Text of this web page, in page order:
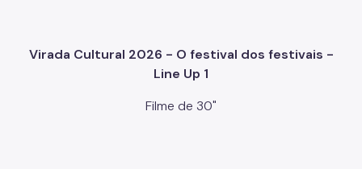
Virada Cultural 2026 - O festival dos festivais -
Line Up 1
Filme de 30"